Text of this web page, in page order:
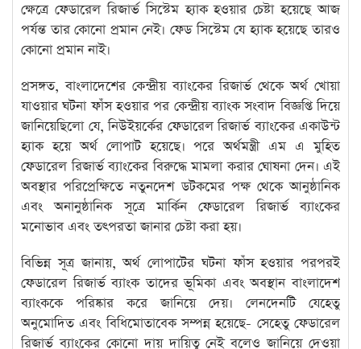
ক্ষেত্রে ফেডারেল রিজার্ভ সিস্টেম হ্যাক হওয়ার চেষ্টা হয়েছে আজ
পর্যন্ত তার কোনো প্রমান নেই। ফেড সিস্টেম যে হ্যাক হয়েছে তারও
কোনো প্রমান নাই।
প্রসঙ্গত, বাংলাদেশের কেন্দ্রীয় ব্যাংকের রিজার্ভ থেকে অর্থ খোয়া
যাওয়ার ঘটনা ফাঁস হওয়ার পর কেন্দ্রীয় ব্যাংক সংবাদ বিজ্ঞপ্তি দিয়ে
জানিয়েছিলো যে, নিউইয়র্কের ফেডারেল রিজার্ভ ব্যাংকের একাউন্ট
হ্যাক হয়ে অর্থ লোপাট হয়েছে। পরে অর্থমন্ত্রী এম এ মুহিত
ফেডারেল রিজার্ভ ব্যাংকের বিরুদ্ধে মামলা করার ঘোষনা দেন। এই
অবস্থার পরিপ্রেক্ষিতে নতুনদেশ ডটকমের পক্ষ থেকে আনুষ্ঠানিক
এবং অনানুষ্ঠানিক সূত্রে মার্কিন ফেডারেল রিজার্ভ ব্যাংকের
মনোভাব এবং তৎপরতা জানার চেষ্টা করা হয়।
বিভিন্ন সূত্র জানায়, অর্থ লোপাটের ঘটনা ফাঁস হওয়ার পরপরই
ফেডারেল রিজার্ভ ব্যাংক তাদের ভূমিকা এবং অবস্থান বাংলাদেশ
ব্যাংককে পরিষ্কার করে জানিয়ে দেয়। লেনদেনটি যেহেতু
অনুমোদিত এবং বিধিমোতাবেক সম্পন্ন হয়েছে- সেহেতু ফেডারেল
রিজার্ভ ব্যাংকের কোনো দায় দায়িত্ব নেই বলেও জানিয়ে দেওয়া